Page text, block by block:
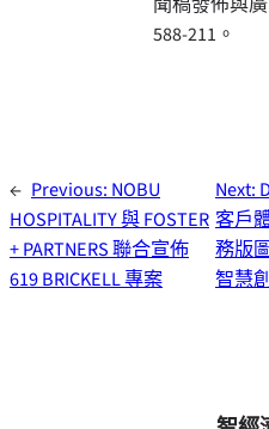
588-211。
← Previous: NOBU
HOSPITALITY 與 FOSTER
+ PARTNERS 聯合宣佈
619 BRICKELL 專案
Next:
客戶
務版
智慧